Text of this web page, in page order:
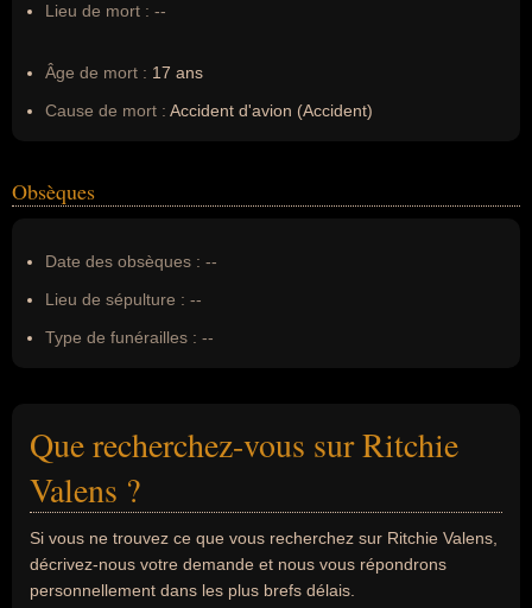
Lieu de mort : --
Âge de mort : 17 ans
Cause de mort : Accident d'avion (Accident)
Obsèques
Date des obsèques : --
Lieu de sépulture : --
Type de funérailles : --
Que recherchez-vous sur Ritchie
Valens ?
Si vous ne trouvez ce que vous recherchez sur Ritchie Valens,
décrivez-nous votre demande et nous vous répondrons
personnellement dans les plus brefs délais.